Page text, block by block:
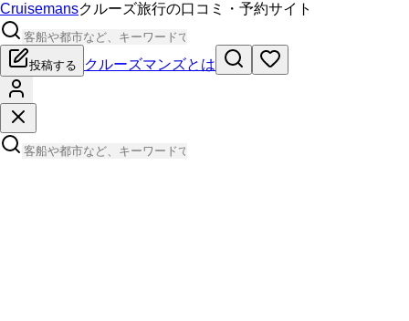
Cruisemansクルーズ旅行の口コミ・予約サイト
投稿する クルーズマンズとは